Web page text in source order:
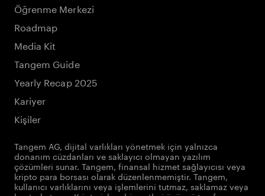
Öğrenme Merkezi
Roadmap
Media Kit
Tangem Guide
Yearly Recap 2025
Kariyer
Kişiler
Tangem AG, dijital varlıkları yönetmek için yalnızca
donanım cüzdanları ve saklayıcı olmayan yazılım
çözümleri sunar. Tangem, finansal hizmet sağlayıcısı veya
kripto para borsası olarak düzenlenmemiştir. Tangem,
kullanıcı varlıklarını veya işlemlerini tutmaz, saklamaz veya